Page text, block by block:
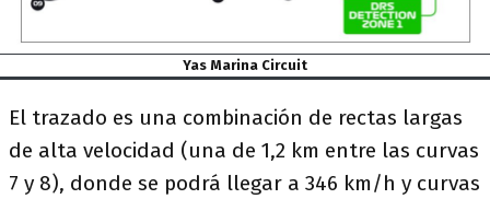
Yas Marina Circuit
El trazado es una combinación de rectas largas
de alta velocidad (una de 1,2 km entre las curvas
7 y 8), donde se podrá llegar a 346 km/h y curvas